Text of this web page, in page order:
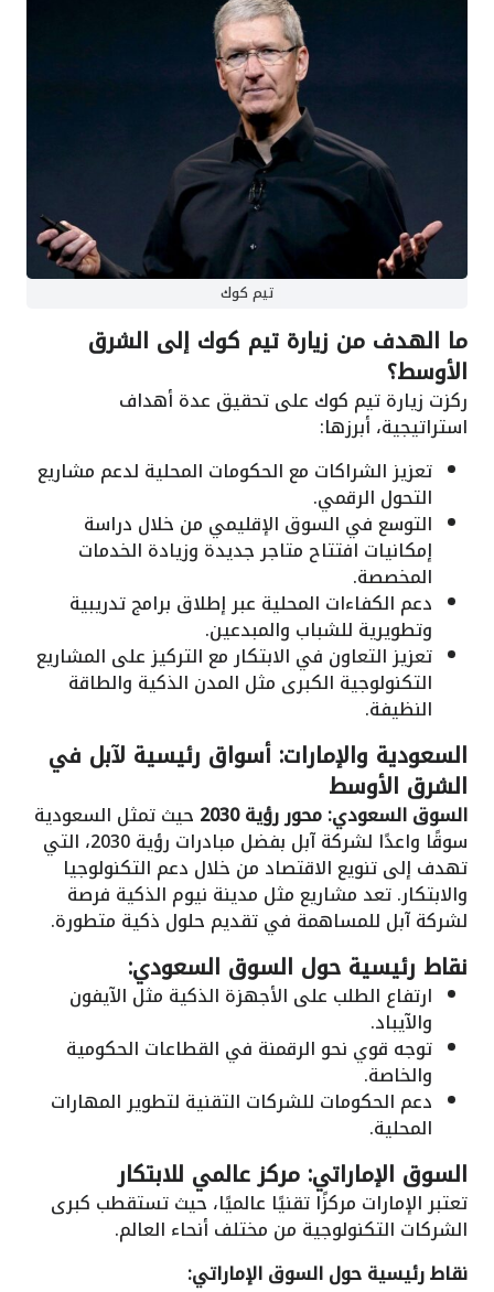
تيم كوك
ما الهدف من زيارة تيم كوك إلى الشرق
الأوسط؟
ركزت زيارة تيم كوك على تحقيق عدة أهداف
استراتيجية، أبرزها:
تعزيز الشراكات مع الحكومات المحلية لدعم مشاريع
التحول الرقمي.
التوسع في السوق الإقليمي من خلال دراسة
إمكانيات افتتاح متاجر جديدة وزيادة الخدمات
المخصصة.
دعم الكفاءات المحلية عبر إطلاق برامج تدريبية
وتطويرية للشباب والمبدعين.
تعزيز التعاون في الابتكار مع التركيز على المشاريع
التكنولوجية الكبرى مثل المدن الذكية والطاقة
النظيفة.
السعودية والإمارات: أسواق رئيسية لآبل في
الشرق الأوسط
السوق السعودي: محور رؤية 2030 حيث تمثل السعودية
سوقًا واعدًا لشركة آبل بفضل مبادرات رؤية 2030، التي
تهدف إلى تنويع الاقتصاد من خلال دعم التكنولوجيا
والابتكار. تعد مشاريع مثل مدينة نيوم الذكية فرصة
لشركة آبل للمساهمة في تقديم حلول ذكية متطورة.
نقاط رئيسية حول السوق السعودي:
ارتفاع الطلب على الأجهزة الذكية مثل الآيفون
والآيباد.
توجه قوي نحو الرقمنة في القطاعات الحكومية
والخاصة.
دعم الحكومات للشركات التقنية لتطوير المهارات
المحلية.
السوق الإماراتي: مركز عالمي للابتكار
تعتبر الإمارات مركزًا تقنيًا عالميًا، حيث تستقطب كبرى
الشركات التكنولوجية من مختلف أنحاء العالم.
نقاط رئيسية حول السوق الإماراتي: